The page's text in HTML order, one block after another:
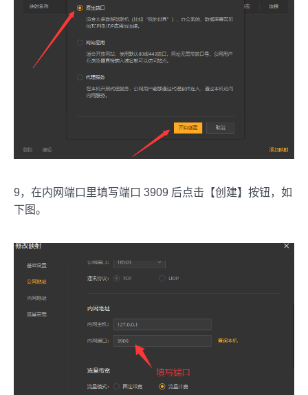
9，在内网端口里填写端口 3909 后点击【创建】按钮，如
下图。